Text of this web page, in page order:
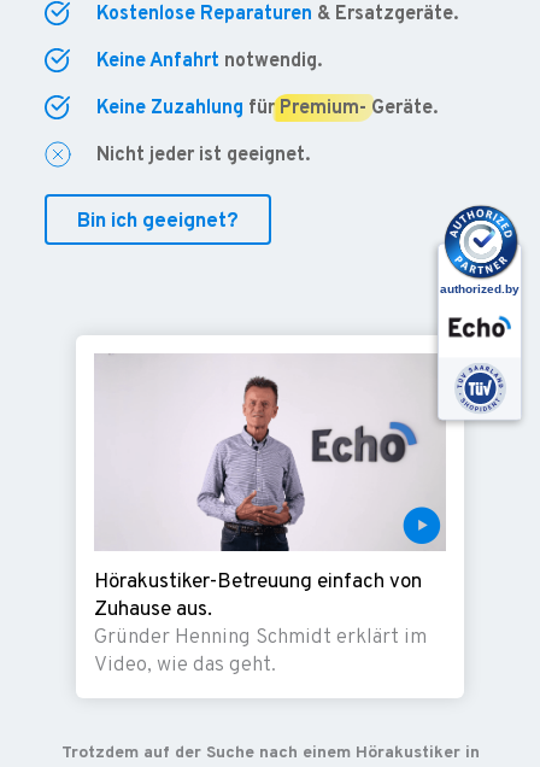
Kostenlose Reparaturen & Ersatzgeräte.
Keine Anfahrt notwendig.
Keine Zuzahlung für Premium- Geräte.
Nicht jeder ist geeignet.
Bin ich geeignet?
Hörakustiker-Betreuung einfach von
Zuhause aus.
Gründer Henning Schmidt erklärt im
Video, wie das geht.
Trotzdem auf der Suche nach einem Hörakustiker in